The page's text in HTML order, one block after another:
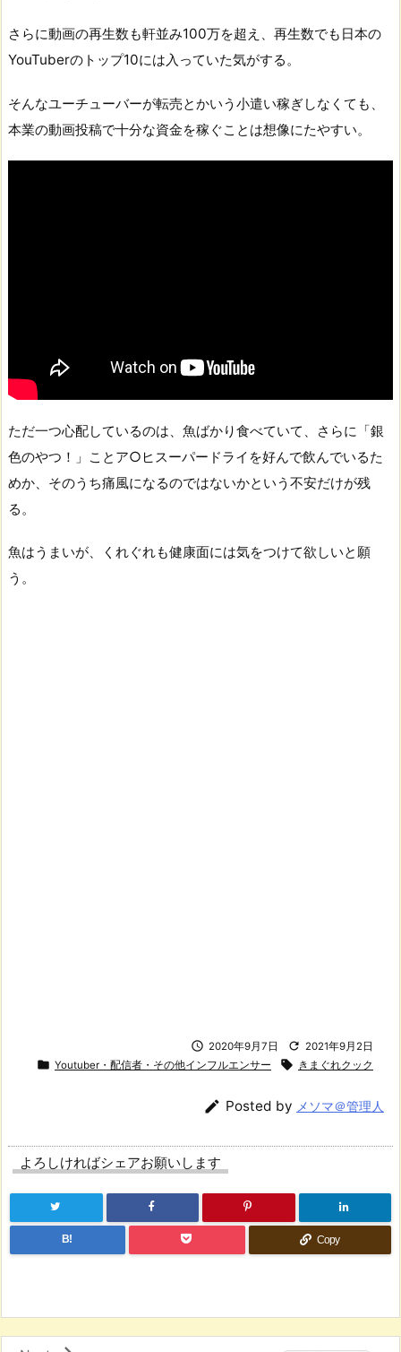
さらに動画の再生数も軒並み100万を超え、再生数でも日本の
YouTuberのトップ10には入っていた気がする。
そんなユーチューバーが転売とかいう小遣い稼ぎしなくても、
本業の動画投稿で十分な資金を稼ぐことは想像にたやすい。
ただ一つ心配しているのは、魚ばかり食べていて、さらに「銀
色のやつ！」ことア○ヒスーパードライを好んで飲んでいるた
めか、そのうち痛風になるのではないかという不安だけが残
る。
魚はうまいが、くれぐれも健康面には気をつけて欲しいと願
う。
 2020年9月7日  2021年9月2日
 Youtuber・配信者・その他インフルエンサー  きまぐれクック
 Posted by メソマ＠管理人
よろしければシェアお願いします
B! Copy